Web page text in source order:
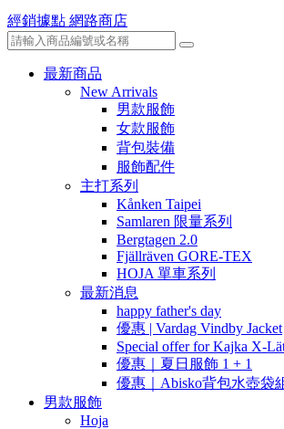
經銷據點 網路商店
最新商品
New Arrivals
男款服飾
女款服飾
背包裝備
服飾配件
主打系列
Kånken Taipei
Samlaren 限量系列
Bergtagen 2.0
Fjällräven GORE-TEX
HOJA 單車系列
最新消息
happy father's day
優惠 | Vardag Vindby Jacket
Special offer for Kajka X-
優惠｜夏日服飾 1 + 1
優惠｜Abisko背包水壺袋
男款服飾
Hoja